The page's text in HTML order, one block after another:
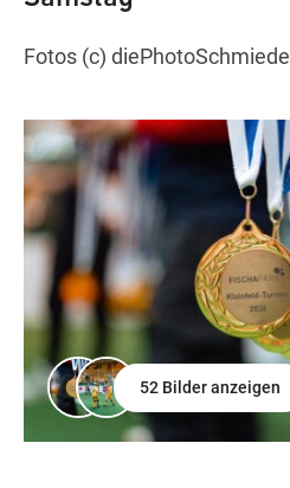
Fotos (c) diePhotoSchmiede
52 Bilder anzeigen